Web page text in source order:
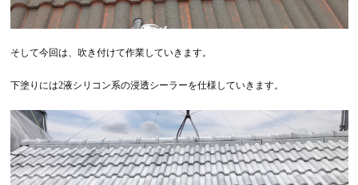
そして今回は、吹き付けて作業していきます。
下塗りには2液シリコン系の浸透シーラーを仕様していきます。